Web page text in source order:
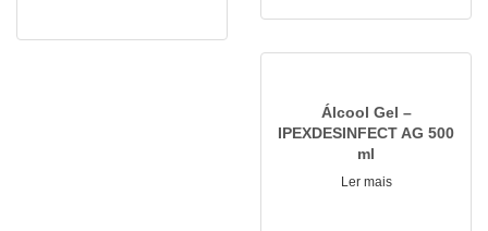
Álcool Gel –
IPEXDESINFECT AG 500
ml
Ler mais